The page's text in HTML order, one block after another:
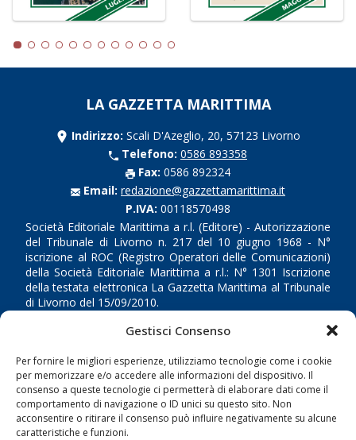
Gestisci Consenso
Per fornire le migliori esperienze, utilizziamo tecnologie come i cookie
per memorizzare e/o accedere alle informazioni del dispositivo. Il
consenso a queste tecnologie ci permetterà di elaborare dati come il
comportamento di navigazione o ID unici su questo sito. Non
acconsentire o ritirare il consenso può influire negativamente su alcune
caratteristiche e funzioni.
LA GAZZETTA MARITTIMA
Indirizzo: Scali D'Azeglio, 20, 57123 Livorno
Telefono: 0586 893358
Fax: 0586 892324
Email: redazione@gazzettamarittima.it
P.IVA: 00118570498
Società Editoriale Marittima a r.l. (Editore) - Autorizzazione
del Tribunale di Livorno n. 217 del 10 giugno 1968 - N°
iscrizione al ROC (Registro Operatori delle Comunicazioni)
della Società Editoriale Marittima a r.l.: N° 1301 Iscrizione
della testata elettronica La Gazzetta Marittima al Tribunale
di Livorno del 15/09/2010.
LINK
Shipping
Porti/Interporti
Trasporti